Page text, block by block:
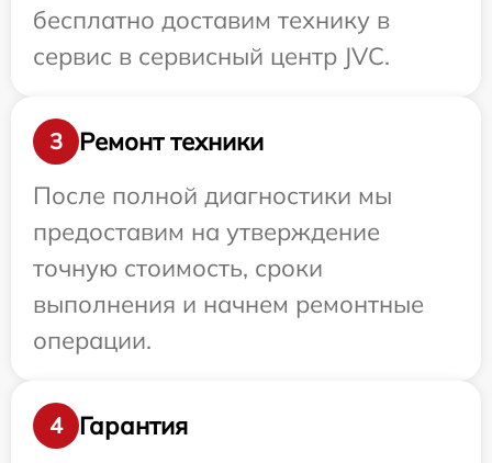
бесплатно доставим технику в
сервис в сервисный центр JVC.
3
Ремонт техники
После полной диагностики мы
предоставим на утверждение
точную стоимость, сроки
выполнения и начнем ремонтные
операции.
4
Гарантия